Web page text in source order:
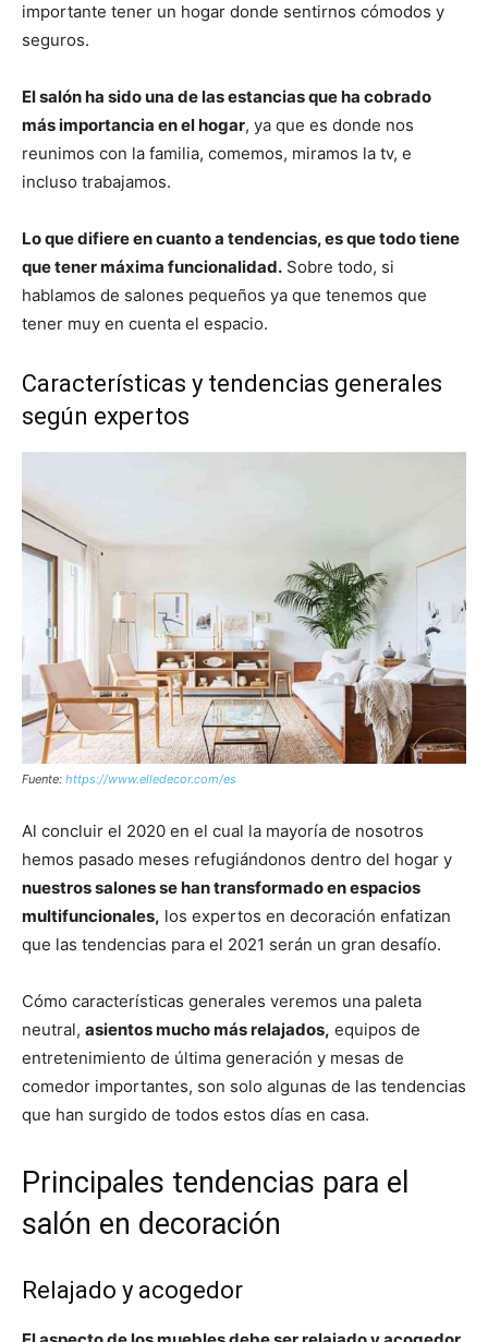
importante tener un hogar donde sentirnos cómodos y
seguros.
El salón ha sido una de las estancias que ha cobrado
más importancia en el hogar, ya que es donde nos
reunimos con la familia, comemos, miramos la tv, e
incluso trabajamos.
Lo que difiere en cuanto a tendencias, es que todo tiene
que tener máxima funcionalidad. Sobre todo, si
hablamos de salones pequeños ya que tenemos que
tener muy en cuenta el espacio.
Características y tendencias generales
según expertos
Fuente: https://www.elledecor.com/es
Al concluir el 2020 en el cual la mayoría de nosotros
hemos pasado meses refugiándonos dentro del hogar y
nuestros salones se han transformado en espacios
multifuncionales, los expertos en decoración enfatizan
que las tendencias para el 2021 serán un gran desafío.
Cómo características generales veremos una paleta
neutral, asientos mucho más relajados, equipos de
entretenimiento de última generación y mesas de
comedor importantes, son solo algunas de las tendencias
que han surgido de todos estos días en casa.
Principales tendencias para el
salón en decoración
Relajado y acogedor